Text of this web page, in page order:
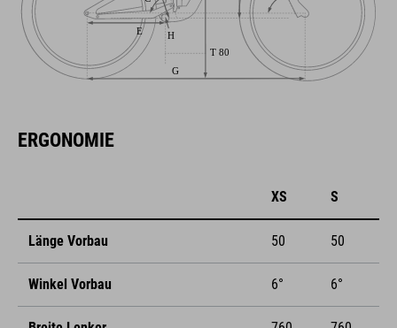
ERGONOMIE
XS S
Länge Vorbau 50 50
Winkel Vorbau 6° 6°